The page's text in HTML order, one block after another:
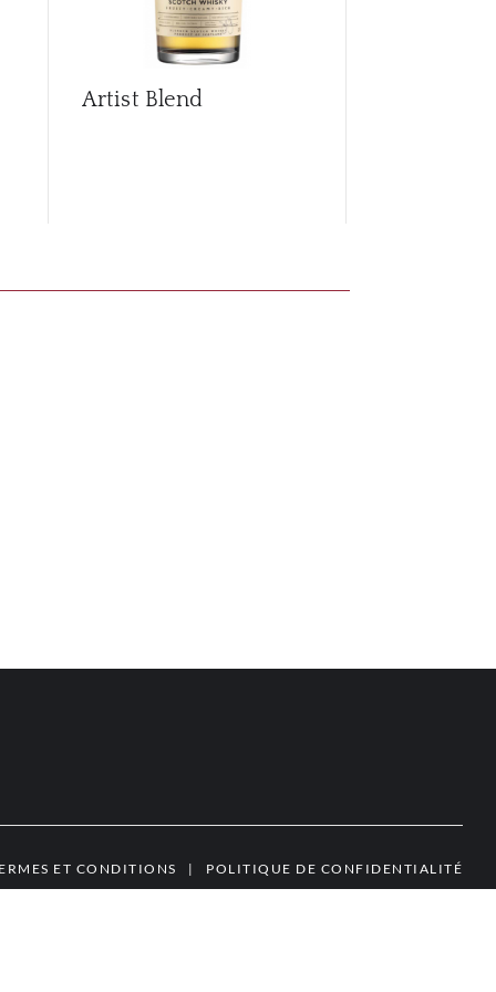
Artist Blend
ET CONDITIONS | POLITIQUE DE CONFIDENTIALITÉ